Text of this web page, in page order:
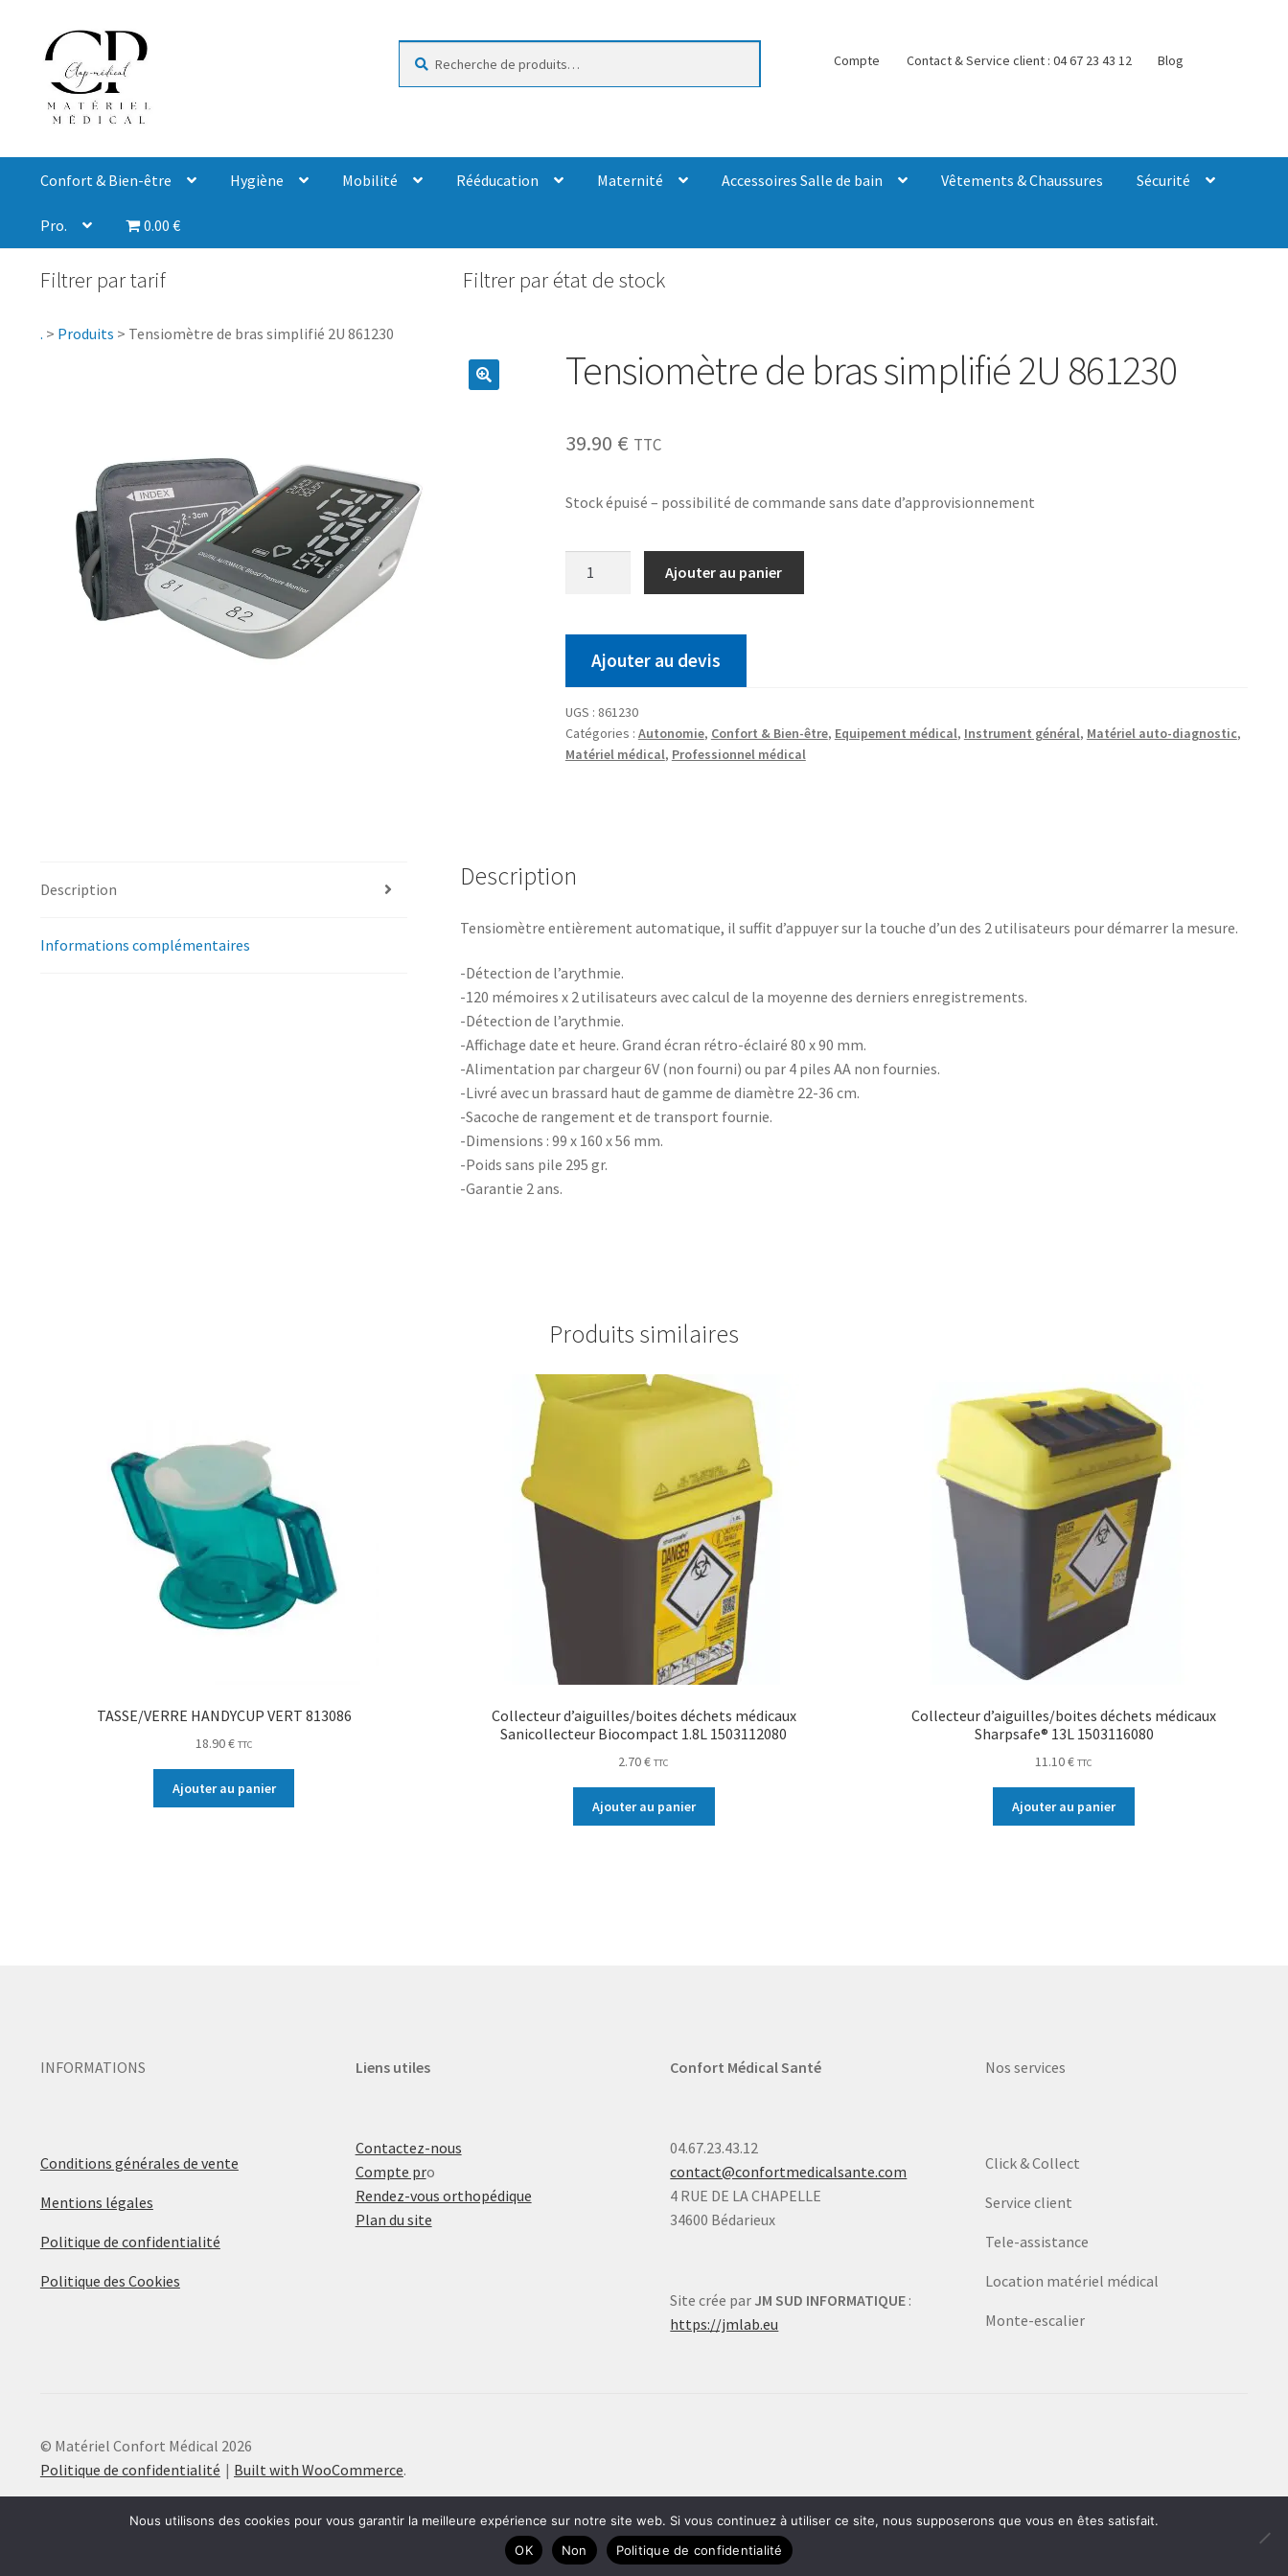
Compte Contact & Service client : 04 67 23 43 12 Blog
Confort & Bien-être Hygiène Mobilité Rééducation Maternité Accessoires Salle de bain Vêtements & Chaussures Sécurité
Pro. 0.00 €
Filtrer par tarif Filtrer par état de stock
. > Produits > Tensiomètre de bras simplifié 2U 861230
Tensiomètre de bras simplifié 2U 861230
39.90 € TTC
Stock épuisé – possibilité de commande sans date d’approvisionnement
Ajouter au panier
Ajouter au devis
UGS : 861230
Catégories : Autonomie, Confort & Bien-être, Equipement médical, Instrument général, Matériel auto-diagnostic,
Matériel médical, Professionnel médical
Description
Informations complémentaires
Description
Tensiomètre entièrement automatique, il suffit d’appuyer sur la touche d’un des 2 utilisateurs pour démarrer la mesure.
-Détection de l’arythmie.
-120 mémoires x 2 utilisateurs avec calcul de la moyenne des derniers enregistrements.
-Détection de l’arythmie.
-Affichage date et heure. Grand écran rétro-éclairé 80 x 90 mm.
-Alimentation par chargeur 6V (non fourni) ou par 4 piles AA non fournies.
-Livré avec un brassard haut de gamme de diamètre 22-36 cm.
-Sacoche de rangement et de transport fournie.
-Dimensions : 99 x 160 x 56 mm.
-Poids sans pile 295 gr.
-Garantie 2 ans.
Produits similaires
TASSE/VERRE HANDYCUP VERT 813086
18.90€ TTC
Ajouter au panier
Collecteur d’aiguilles/boites déchets médicaux
Sanicollecteur Biocompact 1.8L 1503112080
2.70€ TTC
Ajouter au panier
Collecteur d’aiguilles/boites déchets médicaux
Sharpsafe® 13L 1503116080
11.10€ TTC
Ajouter au panier
INFORMATIONS
Conditions générales de vente
Mentions légales
Politique de confidentialité
Politique des Cookies
Liens utiles
Contactez-nous
Compte pro
Rendez-vous orthopédique
Plan du site
Confort Médical Santé
04.67.23.43.12
contact@confortmedicalsante.com
4 RUE DE LA CHAPELLE
34600 Bédarieux
Site crée par JM SUD INFORMATIQUE :
https://jmlab.eu
Nos services
Click & Collect
Service client
Tele-assistance
Location matériel médical
Monte-escalier
© Matériel Confort Médical 2026
Politique de confidentialité
Built with WooCommerce.
Nous utilisons des cookies pour vous garantir la meilleure expérience sur notre site web. Si vous continuez à utiliser ce site, nous supposerons que vous en êtes satisfait.
OK
Non Politique de confidentialité